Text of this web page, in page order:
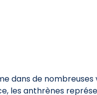
dans de nombreuses
les anthrènes